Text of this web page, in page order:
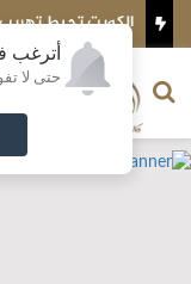
أترغب
حتى لا
الكويت تحبط
الناشر و